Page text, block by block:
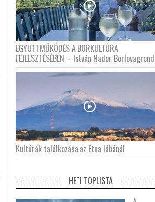
EGYÜTTMŰKÖDÉS A BORKULTÚRA
FEJLESZTÉSÉBEN – István Nádor Borlovagrend
Kultúrák találkozása az Etna lábánál
HETI TOPLISTA